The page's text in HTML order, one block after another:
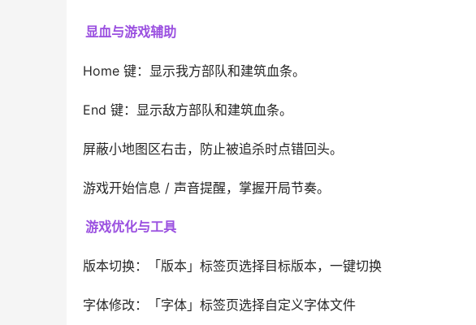
显血与游戏辅助
Home 键：显示我方部队和建筑血条。
End 键：显示敌方部队和建筑血条。
屏蔽小地图区右击，防止被追杀时点错回头。
游戏开始信息 / 声音提醒，掌握开局节奏。
游戏优化与工具
版本切换：「版本」标签页选择目标版本，一键切换
字体修改：「字体」标签页选择自定义字体文件